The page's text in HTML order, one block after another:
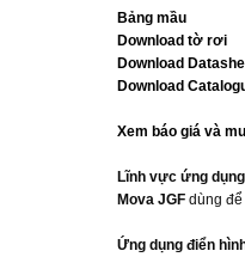
Bảng mầu
Download tờ rơi
Download
Download
Xem báo giá và
Lĩnh vực ứng
Mova JGF dùng
Ứng dụng điển